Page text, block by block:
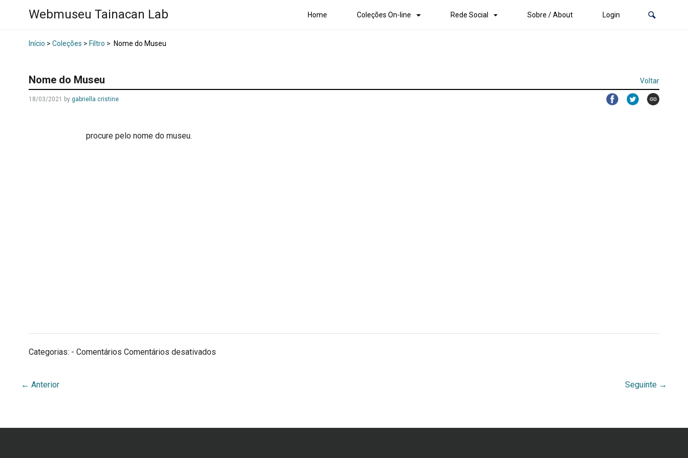
Webmuseu Tainacan Lab Home Coleções On-line Rede Social Sobre / About Login
Início > Coleções > Filtro > Nome do Museu
Nome do Museu Voltar
18/03/2021 by gabriella cristine
procure pelo nome do museu.
Categorias: - Comentários Comentários desativados
← Anterior Seguinte →